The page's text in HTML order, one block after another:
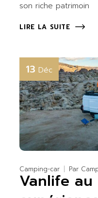
son riche patrimoin
LIRE LA SUITE
13 Déc
Camping-car Par
Vanlife au